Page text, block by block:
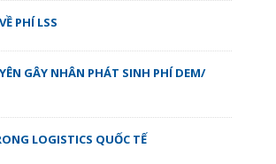
PHÍ LSS
GÂY NHÂN PHÁT SINH PHÍ DEM/
LOGISTICS QUỐC TẾ